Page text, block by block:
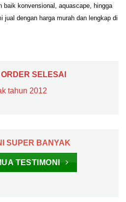
baik konvensional, aquascape, hingga
jual dengan harga murah dan lengkap di
SELESAI
tahun 2012
SUPER BANYAK
TESTIMONI